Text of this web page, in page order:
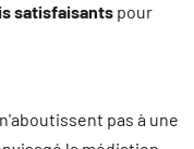
satisfaisants pour
pas à une